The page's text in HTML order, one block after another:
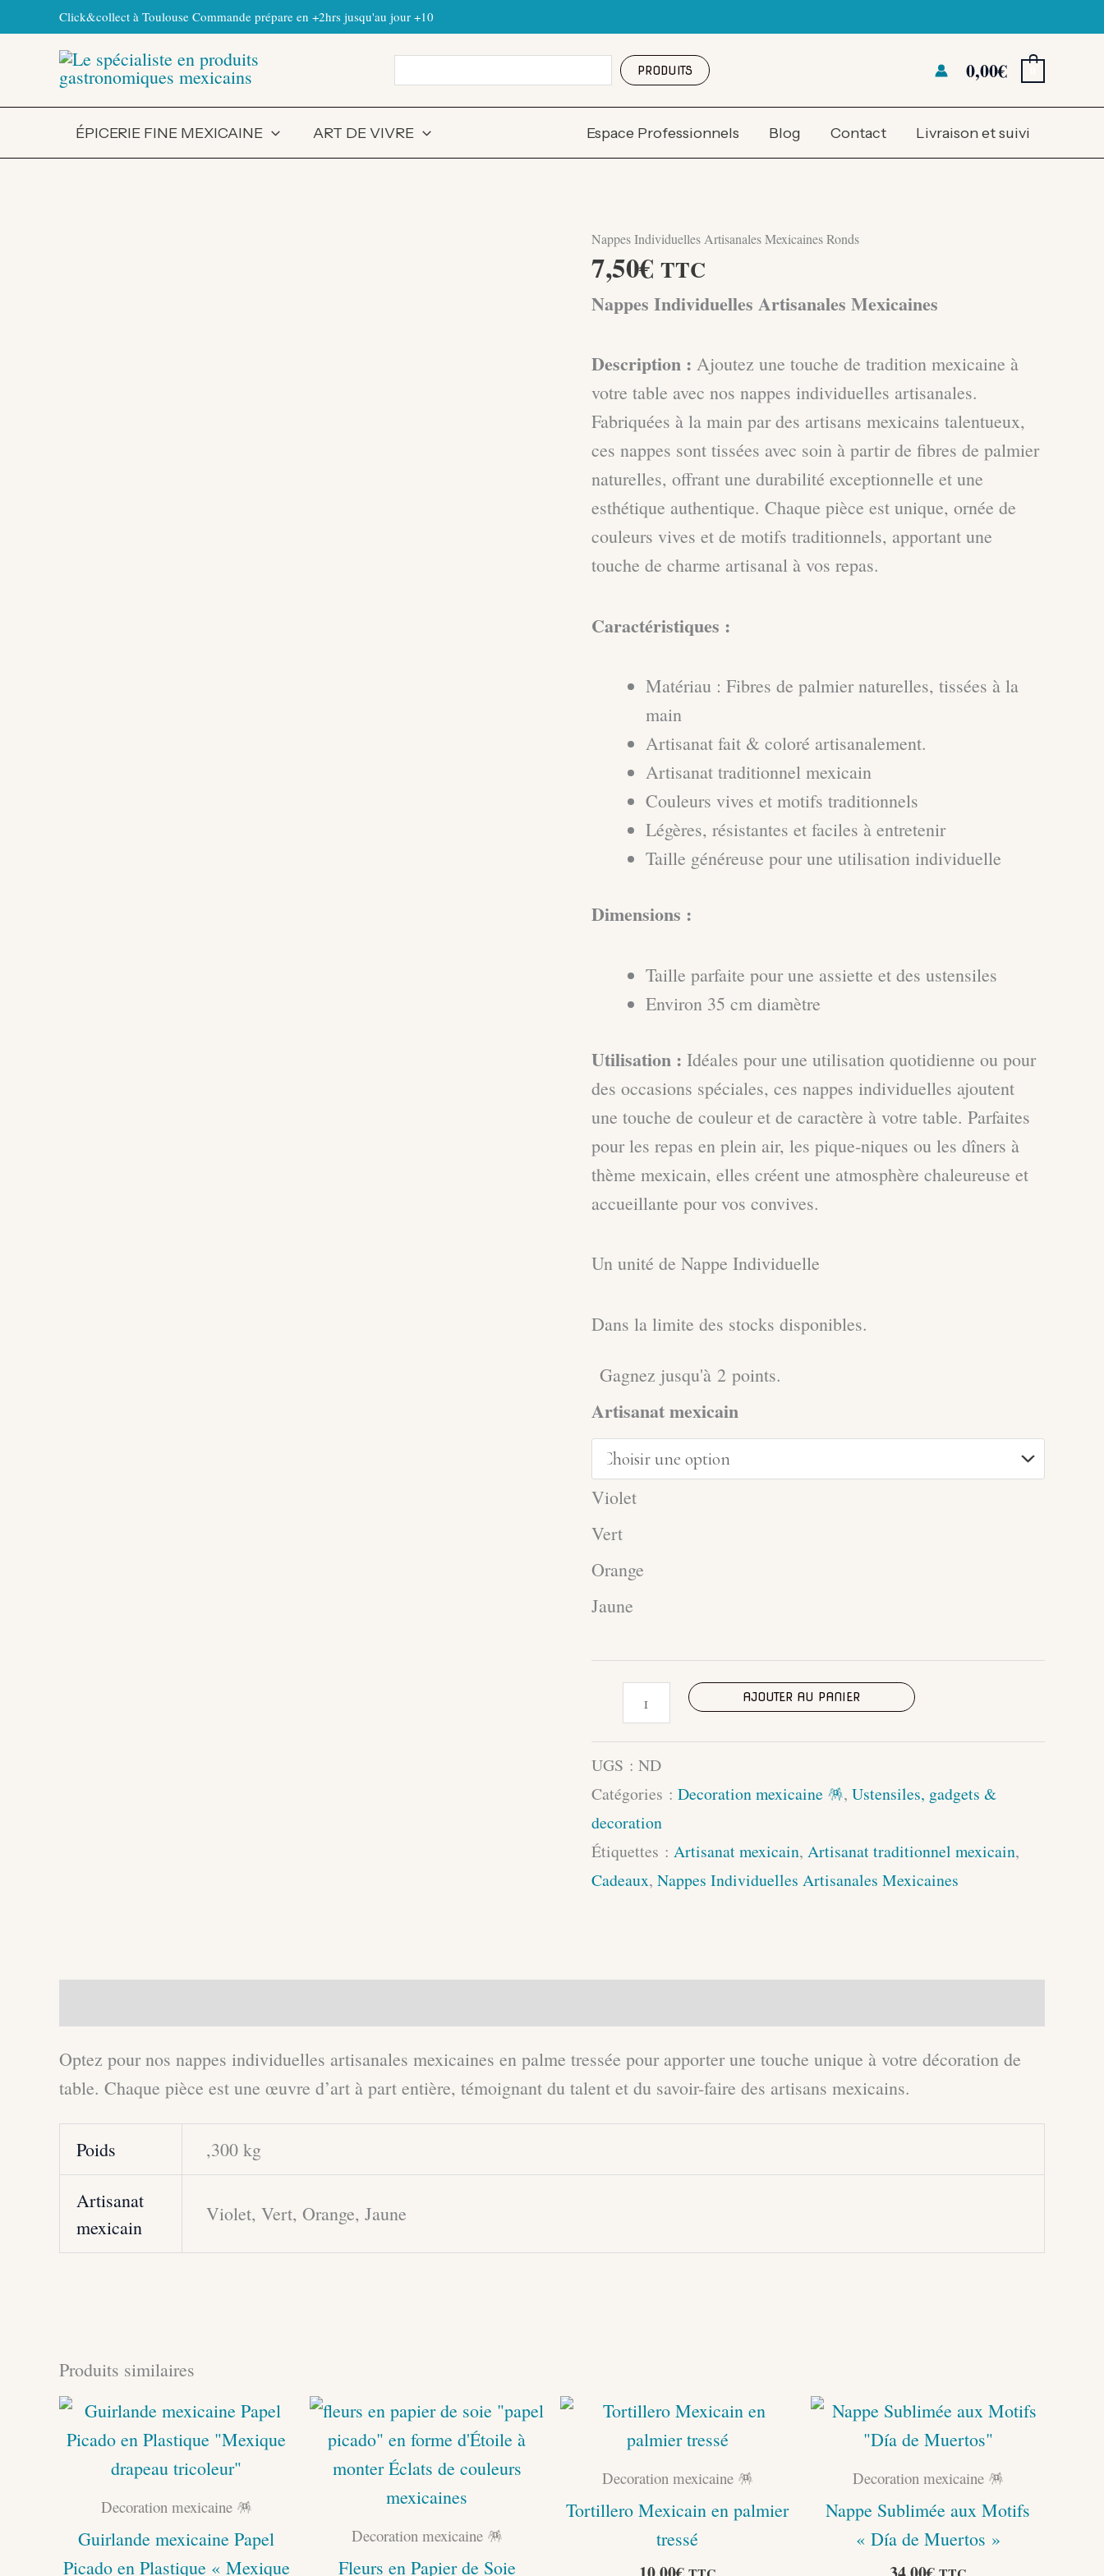
Click&collect à Toulouse Commande prépare en +2hrs jusqu'au jour +10
PRODUITS 0,00€
ÉPICERIE FINE MEXICAINE ART DE VIVRE Espace Professionnels Blog Contact Livraison et suivi
Nappes Individuelles Artisanales Mexicaines Ronds
7,50€ TTC
Nappes Individuelles Artisanales Mexicaines
Description : Ajoutez une touche de tradition mexicaine à
votre table avec nos nappes individuelles artisanales.
Fabriquées à la main par des artisans mexicains talentueux,
ces nappes sont tissées avec soin à partir de fibres de palmier
naturelles, offrant une durabilité exceptionnelle et une
esthétique authentique. Chaque pièce est unique, ornée de
couleurs vives et de motifs traditionnels, apportant une
touche de charme artisanal à vos repas.
Caractéristiques :
Matériau : Fibres de palmier naturelles, tissées à la
main
Artisanat fait & coloré artisanalement.
Artisanat traditionnel mexicain
Couleurs vives et motifs traditionnels
Légères, résistantes et faciles à entretenir
Taille généreuse pour une utilisation individuelle
Dimensions :
Taille parfaite pour une assiette et des ustensiles
Environ 35 cm diamètre
Utilisation : Idéales pour une utilisation quotidienne ou pour
des occasions spéciales, ces nappes individuelles ajoutent
une touche de couleur et de caractère à votre table. Parfaites
pour les repas en plein air, les pique-niques ou les dîners à
thème mexicain, elles créent une atmosphère chaleureuse et
accueillante pour vos convives.
Un unité de Nappe Individuelle
Dans la limite des stocks disponibles.
Gagnez jusqu'à 2 points.
Artisanat mexicain
Violet
Vert
Orange
Jaune
quantité
Artisanales
Mexicaines
Ronds
AJOUTER AU PANIER
UGS : ND
Catégories : Decoration mexicaine 🪅, Ustensiles, gadgets &
decoration
Étiquettes : Artisanat mexicain, Artisanat traditionnel mexicain,
Cadeaux, Nappes Individuelles Artisanales Mexicaines
Optez pour nos nappes individuelles artisanales mexicaines en palme tressée pour apporter une touche unique à votre décoration de
table. Chaque pièce est une œuvre d’art à part entière, témoignant du talent et du savoir-faire des artisans mexicains.
Poids ,300 kg
Artisanat
mexicain
Violet, Vert, Orange, Jaune
Produits similaires
Decoration mexicaine 🪅
Guirlande mexicaine Papel
Picado en Plastique « Mexique
Decoration mexicaine 🪅
Fleurs en Papier de Soie
Decoration mexicaine 🪅
Tortillero Mexicain en palmier
tressé
Decoration mexicaine 🪅
Nappe Sublimée aux Motifs
« Día de Muertos »